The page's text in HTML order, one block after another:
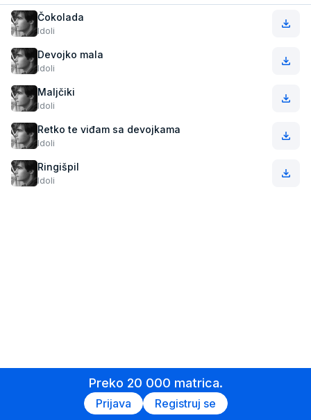
Čokolada
Idoli
Devojko mala
Idoli
Maljčiki
Idoli
Retko te viđam sa devojkama
Idoli
Ringišpil
Idoli
Preko 20 000 matrica.
Prijava Registruj se